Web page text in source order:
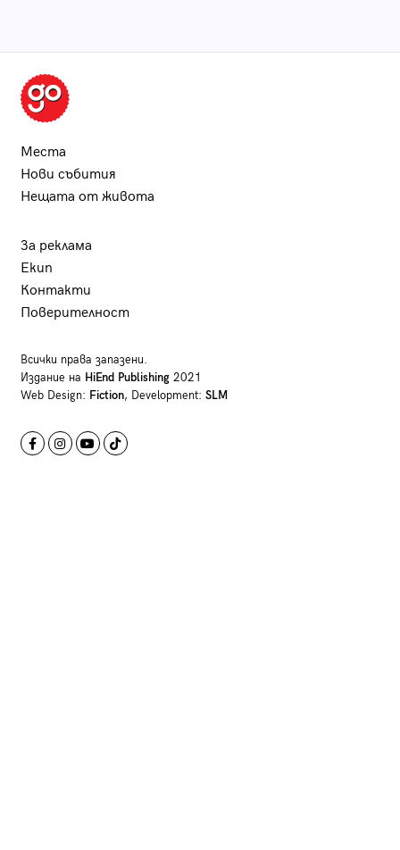
Места
Нови събития
Нещата от живота
За реклама
Екип
Контакти
Поверителност
Всички права запазени.
Издание на HiEnd Publishing2021
Web Design: Fiction, Development: SLM